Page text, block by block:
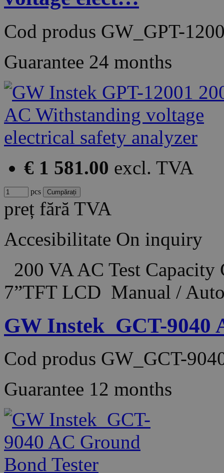
Cod produs GW_GPT-
Guarantee 24 months
€ 1 581.00 excl. TVA
pcs
preț fără TVA
Accesibilitate On inquiry
200 VA AC Test
7”TFT LCD Manual /
GW Instek_GCT-9040
Cod produs GW_GCT-
Guarantee 12 months